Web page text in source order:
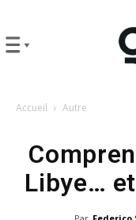
Accueil Autre
Libye…